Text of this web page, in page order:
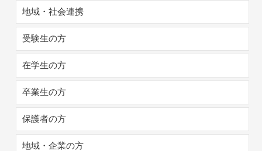
地域・社会連携
受験生の方
在学生の方
卒業生の方
保護者の方
地域・企業の方